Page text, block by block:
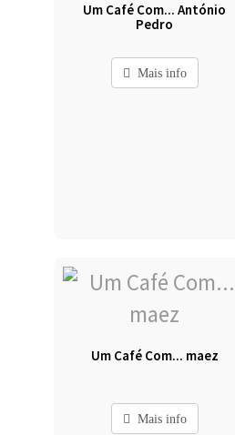
Um Café Com... António
Pedro
Mais info
Um Café Com... maez
Mais info